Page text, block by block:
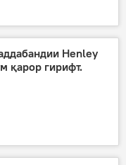
Henley
қарор гирифт.